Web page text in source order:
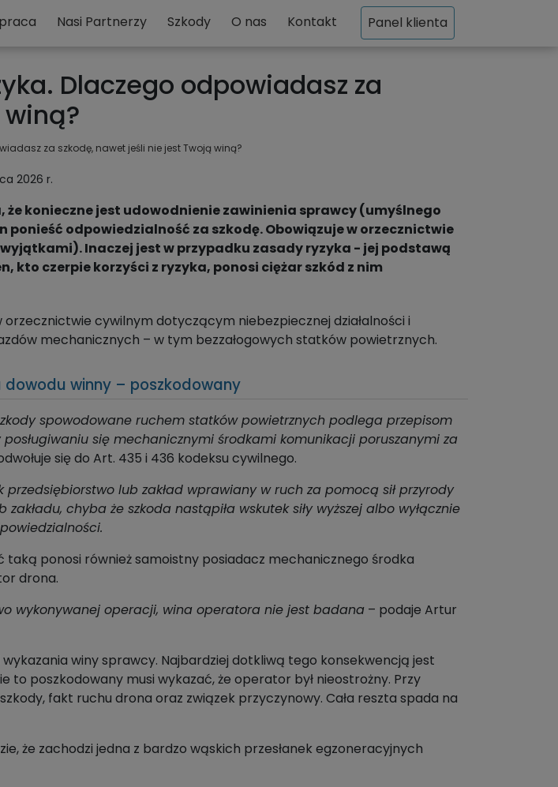
Nasi Partnerzy Szkody O nas Kontakt Panel klienta
Dlaczego odpowiadasz za
za szkodę, nawet jeśli nie jest Twoją winą?
2026 r.
że konieczne jest udowodnienie zawinienia sprawcy (umyślnego
ponieść odpowiedzialność za szkodę. Obowiązuje w orzecznictwie
Inaczej jest w przypadku zasady ryzyka - jej podstawą
kto czerpie korzyści z ryzyka, ponosi ciężar szkód z nim
orzecznictwie cywilnym dotyczącym niebezpiecznej działalności i
mechanicznych – w tym bezzałogowych statków powietrznych.
dowodu winny – poszkodowany
spowodowane ruchem statków powietrznych podlega przepisom
się mechanicznymi środkami komunikacji poruszanymi za
się do Art. 435 i 436 kodeksu cywilnego.
lub zakład wprawiany w ruch za pomocą sił przyrody
chyba że szkoda nastąpiła wskutek siły wyższej albo wyłącznie
taką ponosi również samoistny posiadacz mechanicznego środka
drona.
wykonywanej operacji, wina operatora nie jest badana – podaje Artur
winy sprawcy. Najbardziej dotkliwą tego konsekwencją jest
poszkodowany musi wykazać, że operator był nieostrożny. Przy
fakt ruchu drona oraz związek przyczynowy. Cała reszta spada na
że zachodzi jedna z bardzo wąskich przesłanek egzoneracyjnych